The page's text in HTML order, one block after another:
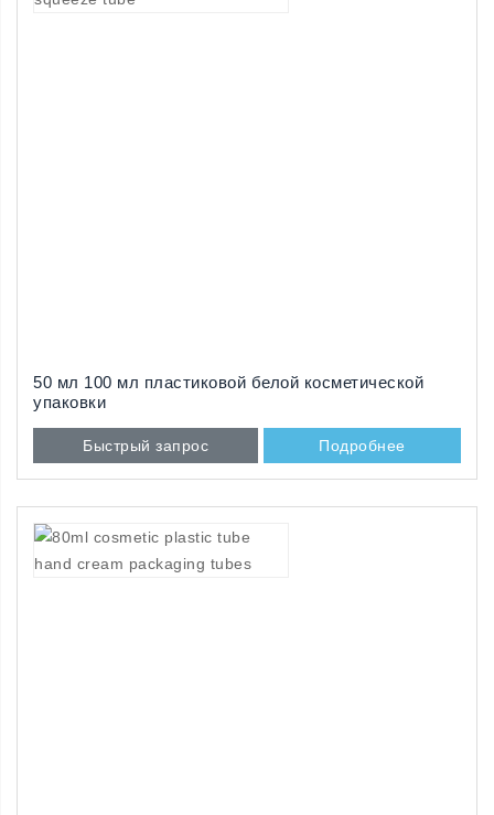
50 мл 100 мл пластиковой белой косметической
упаковки
Быстрый запрос Подробнее